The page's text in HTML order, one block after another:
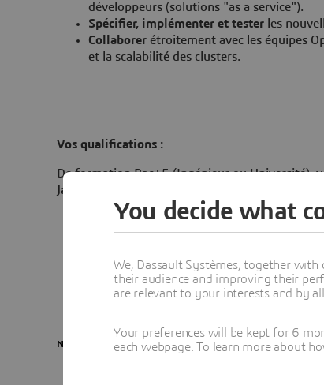
développeurs (solutions "as a service").
Spécifier, implémenter et tester les
Collaborer étroitement avec les équipes
et la scalabilité des clusters.
Vos qualifications :
De formation Bac+5 (Ingénieur ou Université),
Java
Expertise requise :Java,Apache Kafka
Système :Bonnes compétences en
Méthodo :API REST, architecture
Langues : Anglais courant (écrit et oral).
Nous rejoindre c'est aussi :
You decide what
We, Dassault Systèmes, together with
their audience and improving their
are relevant to your interests and by
Your preferences will be kept for 6
each webpage. To learn more about